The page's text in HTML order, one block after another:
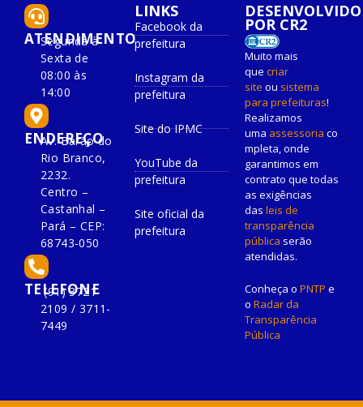
ATENDIMENTO
Segunda à
Sexta de
08:00 às
14:00
ENDEREÇO
Av. Barão do
Rio Branco,
2232.
Centro –
Castanhal –
Pará – CEP:
68743-050
TELEFONE
(91) 3721-
2109 / 3711-
7449
LINKS
Facebook da
prefeitura
Instagram da
prefeitura
Site do IPMC
YouTube da
prefeitura
Site oficial da
prefeitura
DESENVOLVIDO
POR CR2
Muito mais
que criar
site ou sistema
para prefeituras!
Realizamos
uma assessoria co
mpleta, onde
garantimos em
contrato que todas
as exigências
das leis de
transparência
pública serão
atendidas.
Conheça o PNTP e
o Radar da
Transparência
Pública